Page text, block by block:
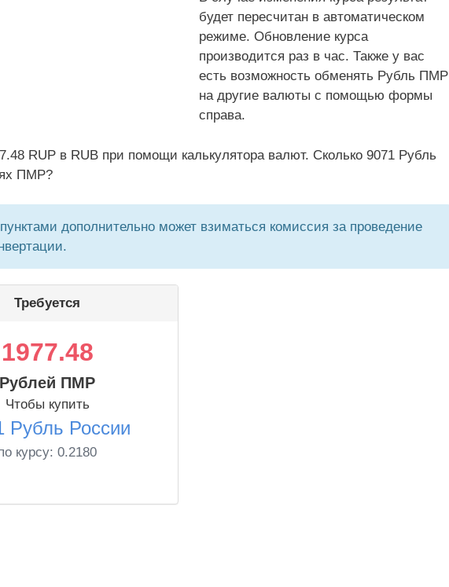
будет пересчитан в автоматическом
режиме. Обновление курса
производится раз в час. Также у вас
есть возможность обменять Рубль ПМР
на другие валюты с помощью формы
справа.
RUP в RUB при помощи калькулятора валют. Сколько 9071 Рубль
ПМР?
дополнительно может взиматься комиссия за проведение
Требуется
1977.48
Рублей ПМР
Чтобы купить
Рубль России
курсу: 0.2180